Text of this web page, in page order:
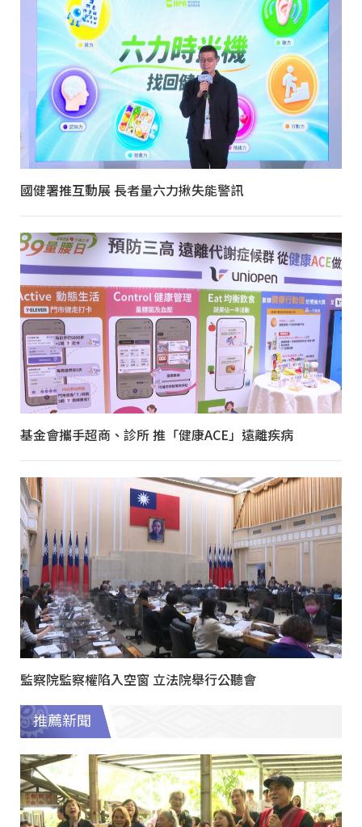
國健署推互動展 長者量六力揪失能警訊
基金會攜手超商、診所 推「健康ACE」遠離疾病
監察院監察權陷入空窗 立法院舉行公聽會
推薦新聞